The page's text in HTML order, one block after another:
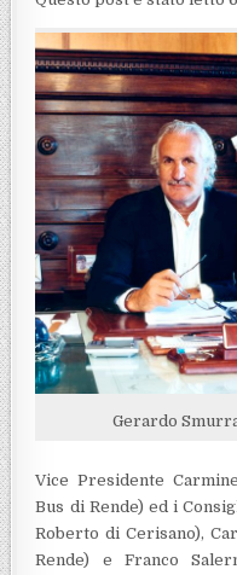
Gerardo
Vice Presidente
Bus di Rende) ed i
Roberto di Cerisano),
Rende) e Franco